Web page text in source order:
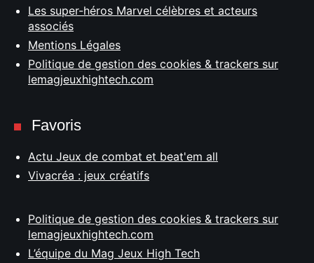
Les super-héros Marvel célèbres et acteurs
associés
Mentions Légales
Politique de gestion des cookies & trackers sur
lemagjeuxhightech.com
Favoris
Actu Jeux de combat et beat'em all
Vivacréa : jeux créatifs
Politique de gestion des cookies & trackers sur
lemagjeuxhightech.com
L’équipe du Mag Jeux High Tech